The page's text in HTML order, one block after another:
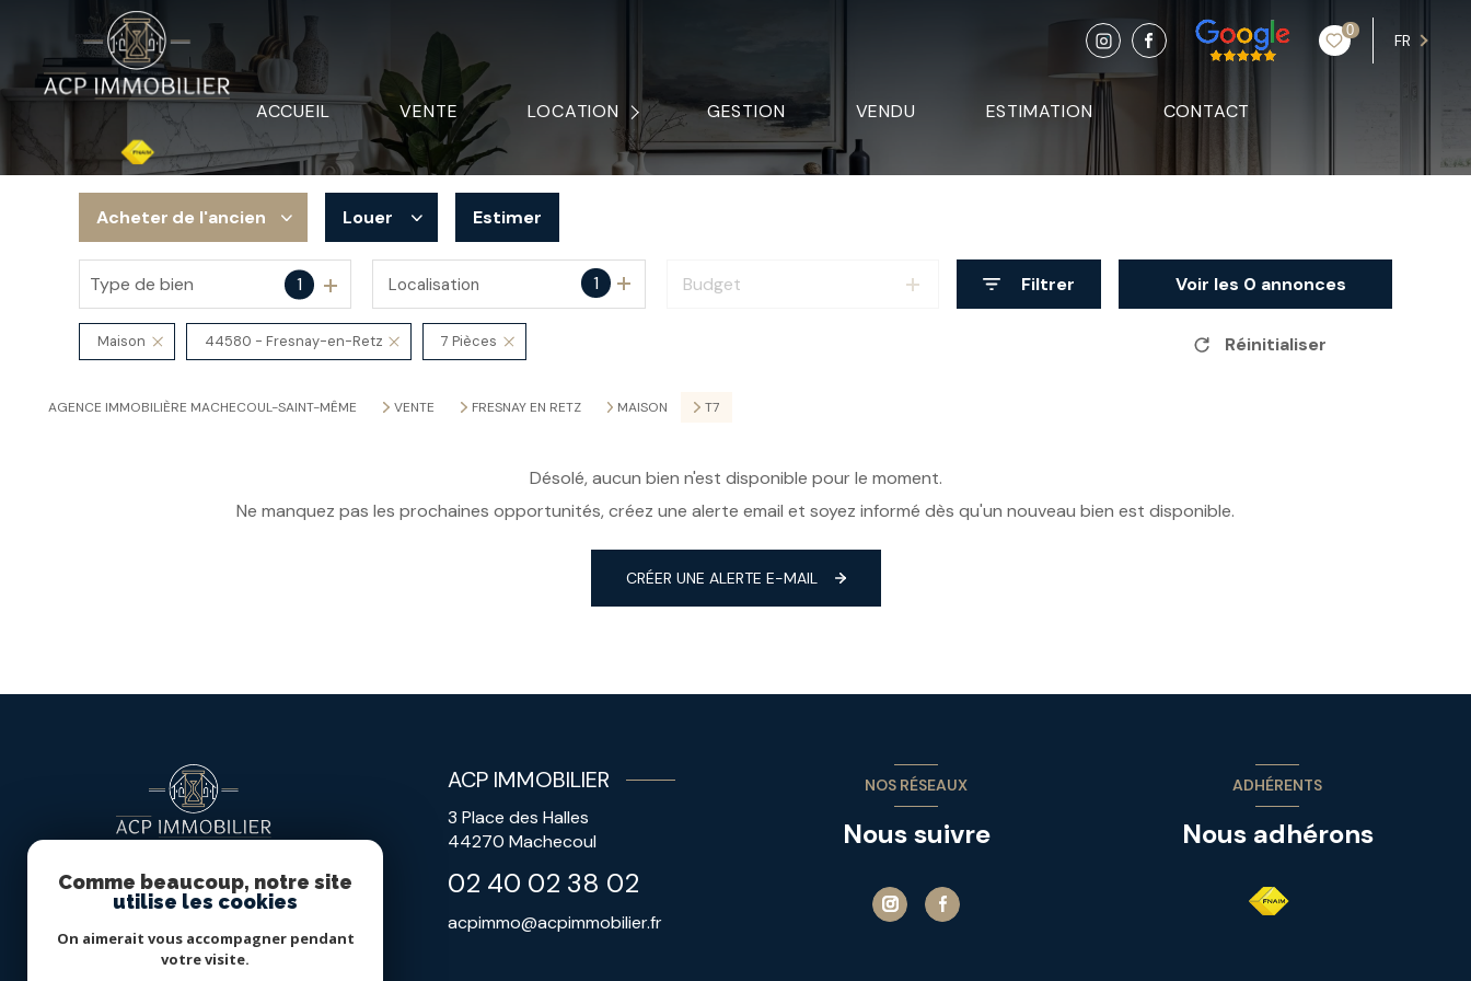
0
FR
ACCUEIL VENTE LOCATION
LOCAUX PROFESSIONNELS
LOCAUX COMMERCIAUX
AUTRES
DOCUMENT À TÉLÉCHARGER
GESTION VENDU ESTIMATION CONTACT
Acheter de l'ancien
De l'ancien
Louer
à l'année
De l'immo pro
Estimer
Type de bien 1 1
Localisation Budget Filtrer Voir les 0 annonces
Maison 44580 - Fresnay-en-Retz 7 Pièces Réinitialiser
AGENCE IMMOBILIÈRE MACHECOUL-SAINT-MÊME VENTE FRESNAY EN RETZ MAISON T7
Désolé, aucun bien n'est disponible pour le moment.
Ne manquez pas les prochaines opportunités, créez une alerte email et soyez informé dès qu'un nouveau bien est disponible.
CRÉER UNE ALERTE E-MAIL
ACP IMMOBILIER
3 Place des Halles
44270 Machecoul
02 40 02 38 02
acpimmo@acpimmobilier.fr
NOS RÉSEAUX
Nous suivre
ADHÉRENTS
Nous adhérons
Comme beaucoup, notre site
utilise les cookies
On aimerait vous accompagner pendant
votre visite.